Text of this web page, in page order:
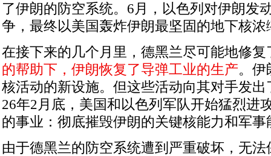
了伊朗的防空系统。 6月，以色列对伊朗发
争，最终以美国轰炸伊朗最坚固的地下核
在接下来的几个月里，德黑兰尽可能地修复
的帮助下，伊朗恢复了导弹工业的生产。伊
核活动的新设施。但这些活动向其对手发
26年2月底，美国和以色列军队开始猛烈进
的事业：彻底摧毁伊朗的关键核能力和军事
由于德黑兰的防空系统遭到严重破坏，无